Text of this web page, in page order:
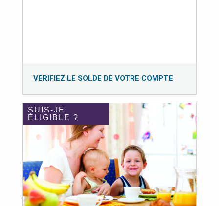
VÉRIFIEZ LE SOLDE DE VOTRE COMPTE
SUIS-JE
ÉLIGIBLE ?